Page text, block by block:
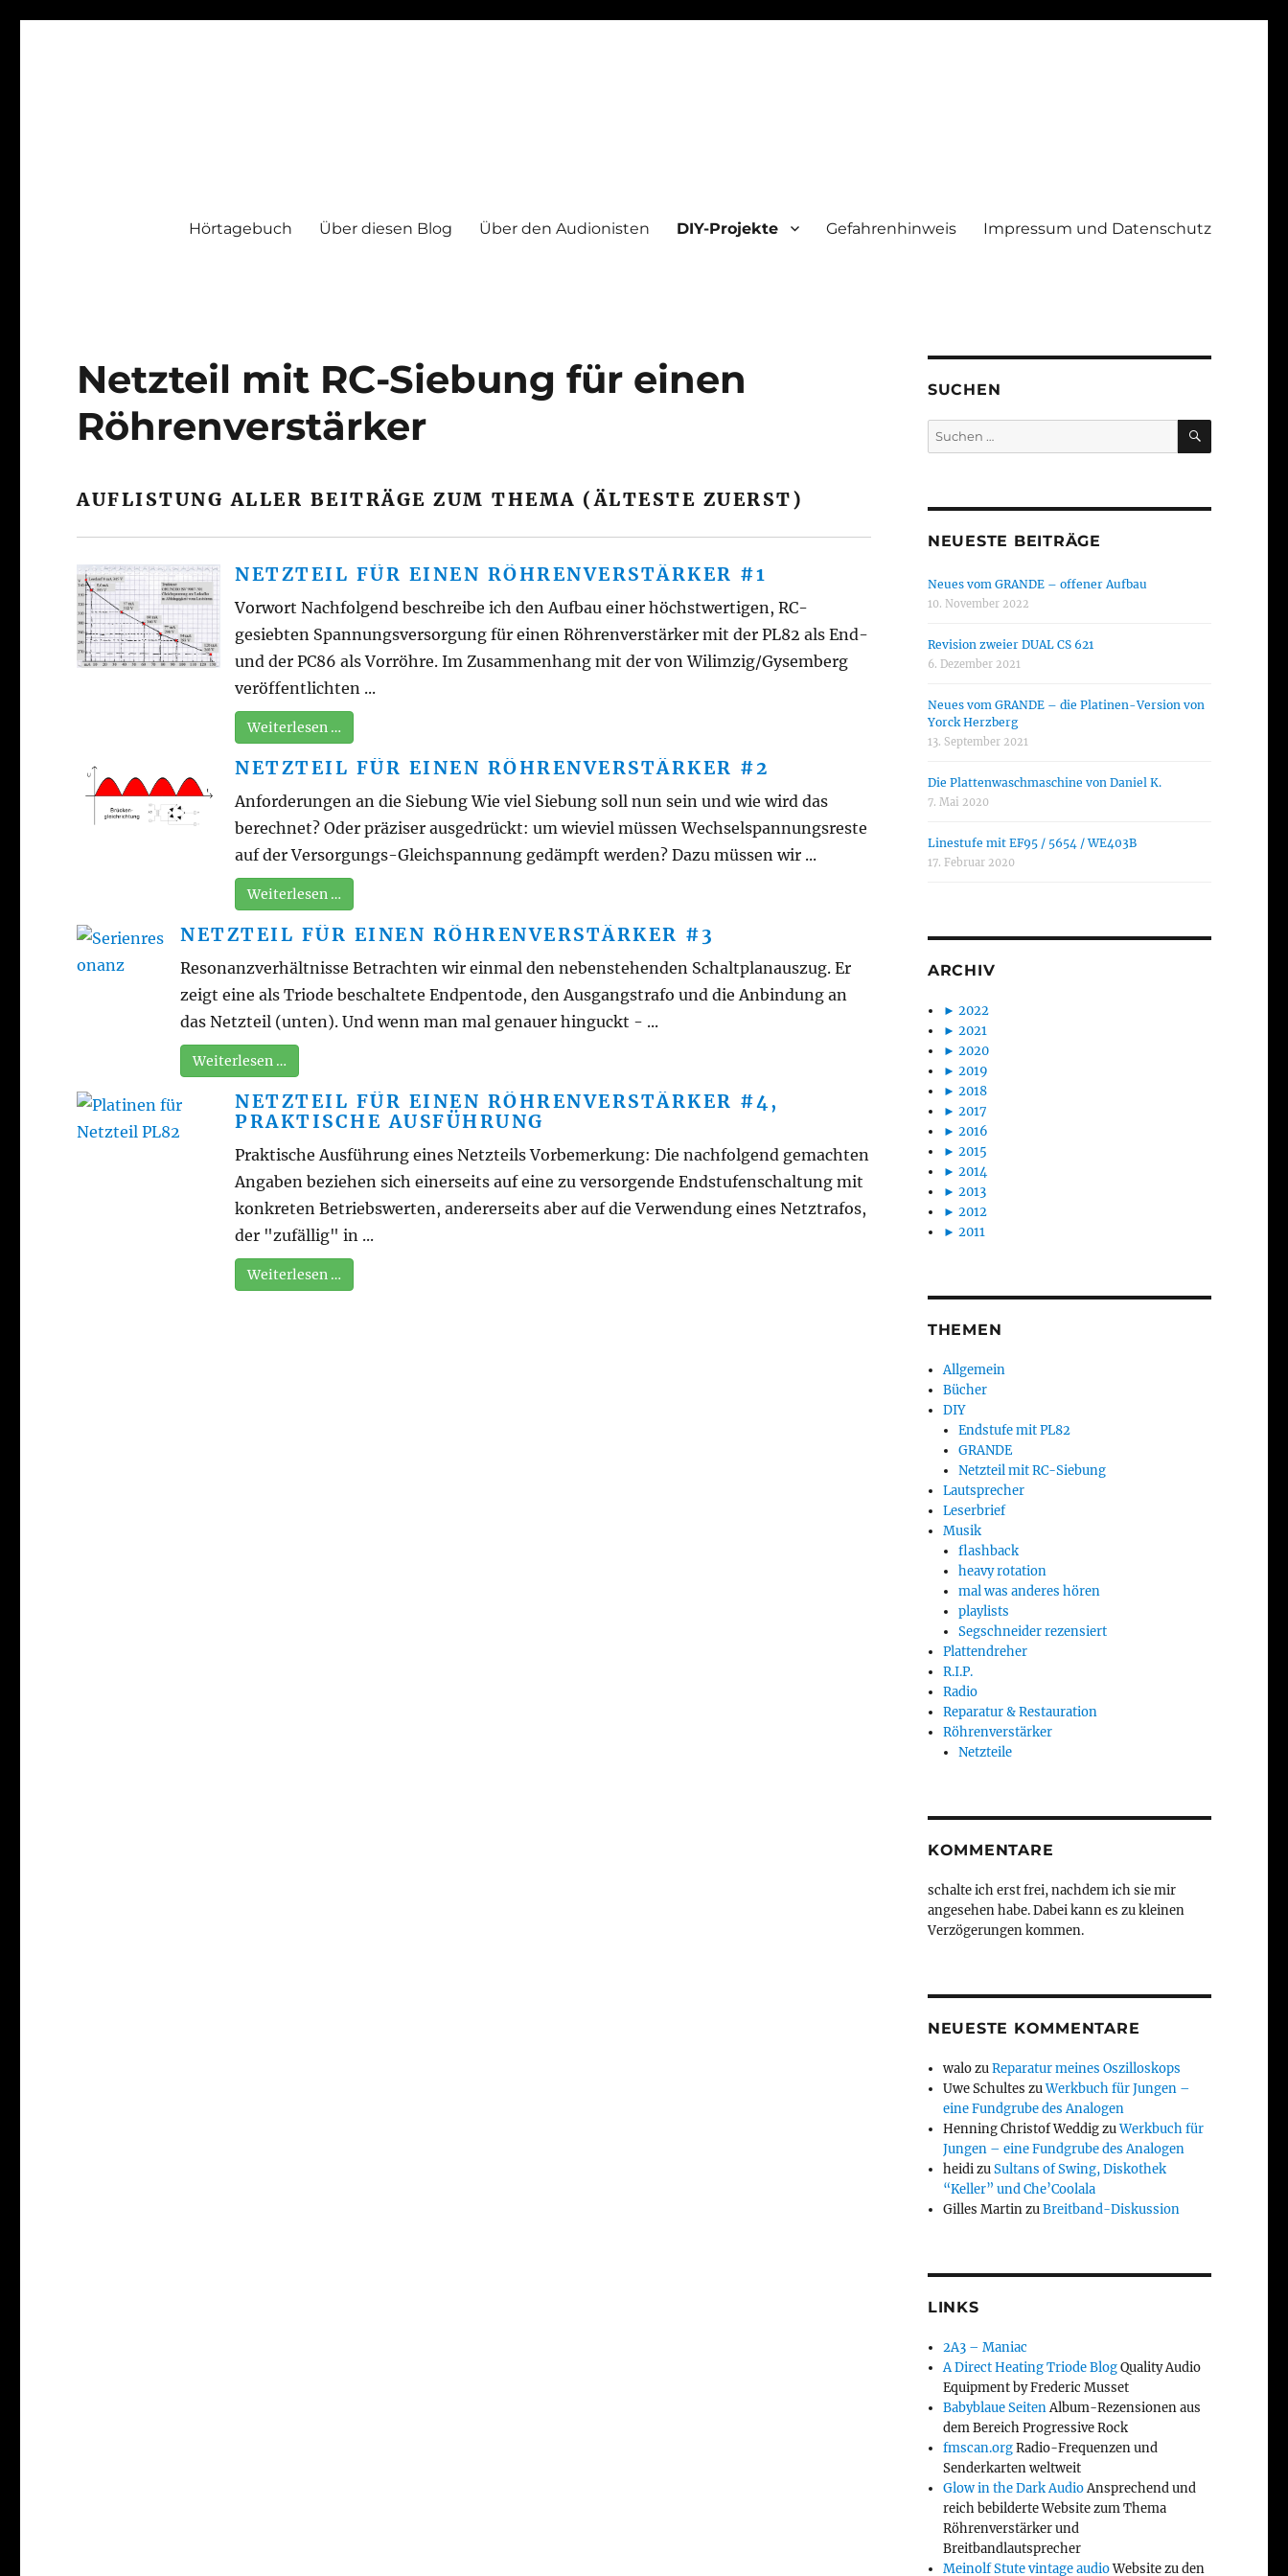
Hörtagebuch Über diesen Blog Über den Audionisten DIY-Projekte Gefahrenhinweis Impressum und Datenschutz
Netzteil mit RC-Siebung für einen
Röhrenverstärker
AUFLISTUNG ALLER BEITRÄGE ZUM THEMA (ÄLTESTE ZUERST)
NETZTEIL FÜR EINEN RÖHRENVERSTÄRKER #1
Vorwort Nachfolgend beschreibe ich den Aufbau einer höchstwertigen, RC-
gesiebten Spannungsversorgung für einen Röhrenverstärker mit der PL82 als End-
und der PC86 als Vorröhre. Im Zusammenhang mit der von Wilimzig/Gysemberg
veröffentlichten ...
Weiterlesen …
NETZTEIL FÜR EINEN RÖHRENVERSTÄRKER #2
Anforderungen an die Siebung Wie viel Siebung soll nun sein und wie wird das
berechnet? Oder präziser ausgedrückt: um wieviel müssen Wechselspannungsreste
auf der Versorgungs-Gleichspannung gedämpft werden? Dazu müssen wir ...
Weiterlesen …
NETZTEIL FÜR EINEN RÖHRENVERSTÄRKER #3
Resonanzverhältnisse Betrachten wir einmal den nebenstehenden Schaltplanauszug. Er
zeigt eine als Triode beschaltete Endpentode, den Ausgangstrafo und die Anbindung an
das Netzteil (unten). Und wenn man mal genauer hinguckt - ...
Weiterlesen …
NETZTEIL FÜR EINEN RÖHRENVERSTÄRKER #4,
PRAKTISCHE AUSFÜHRUNG
Praktische Ausführung eines Netzteils Vorbemerkung: Die nachfolgend gemachten
Angaben beziehen sich einerseits auf eine zu versorgende Endstufenschaltung mit
konkreten Betriebswerten, andererseits aber auf die Verwendung eines Netztrafos,
der "zufällig" in ...
Weiterlesen …
SUCHEN
Suchen
nach:
SUCHEN
NEUESTE BEITRÄGE
Neues vom GRANDE – offener Aufbau
10. November 2022
Revision zweier DUAL CS 621
6. Dezember 2021
Neues vom GRANDE – die Platinen-Version von
Yorck Herzberg
13. September 2021
Die Plattenwaschmaschine von Daniel K.
7. Mai 2020
Linestufe mit EF95 / 5654 / WE403B
17. Februar 2020
ARCHIV
►2022
►2021
►2020
►2019
►2018
►2017
►2016
►2015
►2014
►2013
►2012
►2011
THEMEN
Allgemein
Bücher
DIY
Endstufe mit PL82
GRANDE
Netzteil mit RC-Siebung
Lautsprecher
Leserbrief
Musik
flashback
heavy rotation
mal was anderes hören
playlists
Segschneider rezensiert
Plattendreher
R.I.P.
Radio
Reparatur & Restauration
Röhrenverstärker
Netzteile
KOMMENTARE
schalte ich erst frei, nachdem ich sie mir
angesehen habe. Dabei kann es zu kleinen
Verzögerungen kommen.
NEUESTE KOMMENTARE
walozuReparatur meines Oszilloskops
Uwe Schultes zuWerkbuch für Jungen –
eine Fundgrube des Analogen
Henning Christof WeddigzuWerkbuch für
Jungen – eine Fundgrube des Analogen
heidizuSultans of Swing, Diskothek
“Keller” und Che’Coolala
Gilles MartinzuBreitband-Diskussion
LINKS
2A3 – Maniac
A Direct Heating Triode BlogQuality Audio
Equipment by Frederic Musset
Babyblaue SeitenAlbum-Rezensionen aus
dem Bereich Progressive Rock
fmscan.orgRadio-Frequenzen und
Senderkarten weltweit
Glow in the Dark AudioAnsprechend und
reich bebilderte Website zum Thema
Röhrenverstärker und
Breitbandlautsprecher
Meinolf Stute vintage audioWebsite zu den